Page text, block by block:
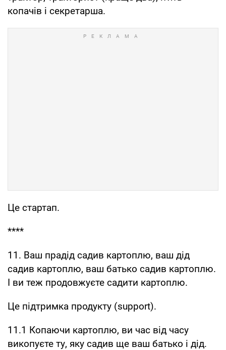
копачів і секретарша.
Це стартап.
****
11. Ваш прадід садив картоплю, ваш дід
садив картоплю, ваш батько садив картоплю.
І ви теж продовжуєте садити картоплю.
Це підтримка продукту (support).
11.1 Копаючи картоплю, ви час від часу
викопуєте ту, яку садив ще ваш батько і дід.